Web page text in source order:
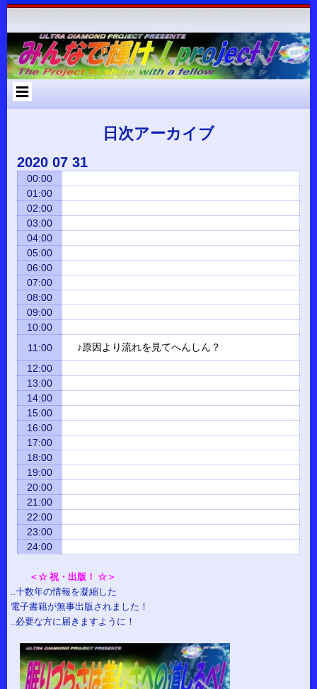
コ
ン
ツ
へ
ス
Skip
POSTS-
2
Skip
COMMENTS-
2
Skip
2
Skip
2
Skip
2
Skip
2
Skip
2
Skip
2
Skip
3
Skip
2
Skip
2
Skip
3
Skip
3
日次アーカイブ
2020 07 31
00:00
01:00
02:00
03:00
04:00
05:00
06:00
07:00
08:00
09:00
10:00
11:00
♪原因より流れを見てへんしん？
12:00
13:00
14:00
15:00
16:00
17:00
18:00
19:00
20:00
21:00
22:00
23:00
24:00
＜☆ 祝・出版！ ☆＞
…十数年の情報を凝縮した
電子書籍が無事出版されました！
…必要な方に届きますように！